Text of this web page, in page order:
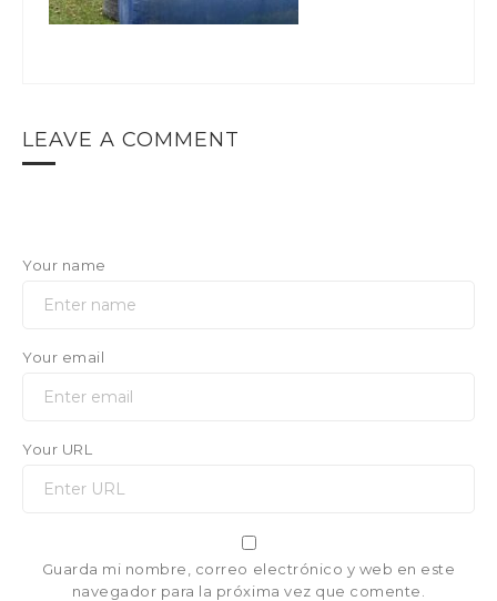
LEAVE A COMMENT
Your name
Your email
Your URL
Guarda mi nombre, correo electrónico y web en este
navegador para la próxima vez que comente.